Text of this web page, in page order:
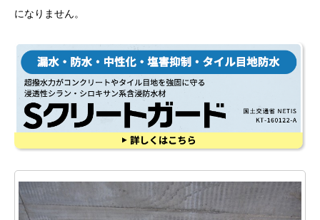
になりません。